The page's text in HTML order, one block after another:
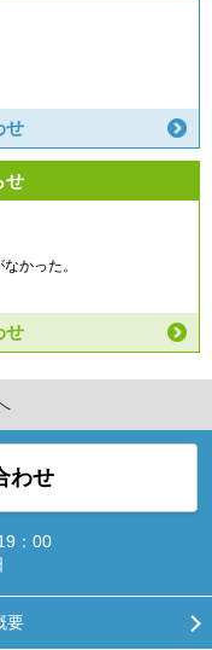
せ
せ
かった。
せ
わせ
：00
要